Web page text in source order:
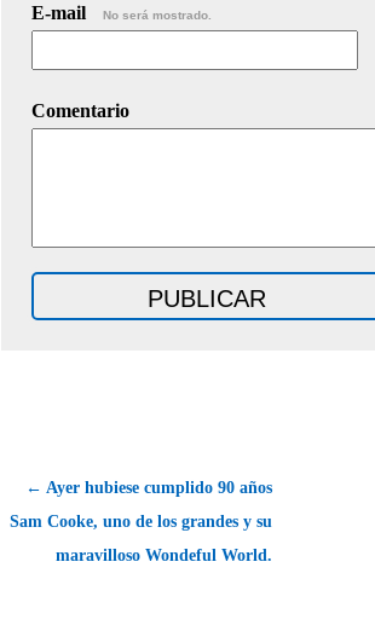
E-mail No será mostrado.
Comentario
← Ayer hubiese cumplido 90 años
Sam Cooke, uno de los grandes y su
maravilloso Wondeful World.